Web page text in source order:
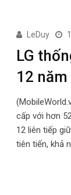
LeDuy
LG
12
cấp với hơn
12 liên tiếp
tiên tiến, khả